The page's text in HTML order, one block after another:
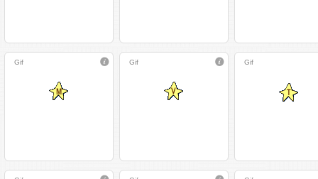
Gif Gif Gif